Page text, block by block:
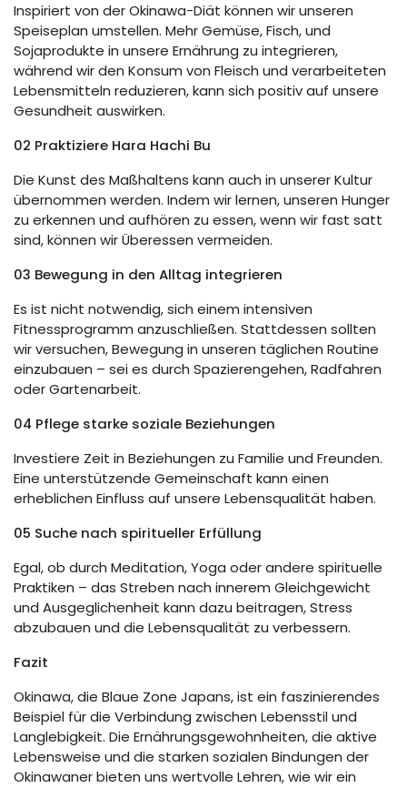
Inspiriert von der Okinawa-Diät können wir unseren
Speiseplan umstellen. Mehr Gemüse, Fisch, und
Sojaprodukte in unsere Ernährung zu integrieren,
während wir den Konsum von Fleisch und verarbeiteten
Lebensmitteln reduzieren, kann sich positiv auf unsere
Gesundheit auswirken.
02 Praktiziere Hara Hachi Bu
Die Kunst des Maßhaltens kann auch in unserer Kultur
übernommen werden. Indem wir lernen, unseren Hunger
zu erkennen und aufhören zu essen, wenn wir fast satt
sind, können wir Überessen vermeiden.
03 Bewegung in den Alltag integrieren
Es ist nicht notwendig, sich einem intensiven
Fitnessprogramm anzuschließen. Stattdessen sollten
wir versuchen, Bewegung in unseren täglichen Routine
einzubauen – sei es durch Spazierengehen, Radfahren
oder Gartenarbeit.
04 Pflege starke soziale Beziehungen
Investiere Zeit in Beziehungen zu Familie und Freunden.
Eine unterstützende Gemeinschaft kann einen
erheblichen Einfluss auf unsere Lebensqualität haben.
05 Suche nach spiritueller Erfüllung
Egal, ob durch Meditation, Yoga oder andere spirituelle
Praktiken – das Streben nach innerem Gleichgewicht
und Ausgeglichenheit kann dazu beitragen, Stress
abzubauen und die Lebensqualität zu verbessern.
Fazit
Okinawa, die Blaue Zone Japans, ist ein faszinierendes
Beispiel für die Verbindung zwischen Lebensstil und
Langlebigkeit. Die Ernährungsgewohnheiten, die aktive
Lebensweise und die starken sozialen Bindungen der
Okinawaner bieten uns wertvolle Lehren, wie wir ein